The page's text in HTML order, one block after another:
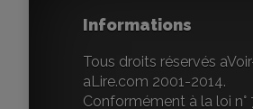
Informations
Tous droits réservés
aLire.com 2001-2014.
Conformément à la loi n°